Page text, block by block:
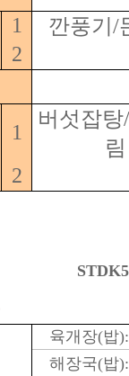
1
깐풍기/
2
1
버섯잡
림
2
육개장(밥
해장국(밥